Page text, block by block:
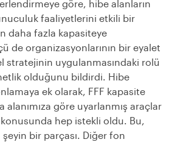
göre, hibe alanların
faaliyetlerini etkili bir
daha fazla kapasiteye
de organizasyonlarının bir eyalet
stratejinin uygulanmasındaki rolü
olduğunu bildirdi. Hibe
ek olarak, FFF kapasite
alanımıza göre uyarlanmış araçlar
hep istekli oldu. Bu,
şeyin bir parçası. Diğer fon